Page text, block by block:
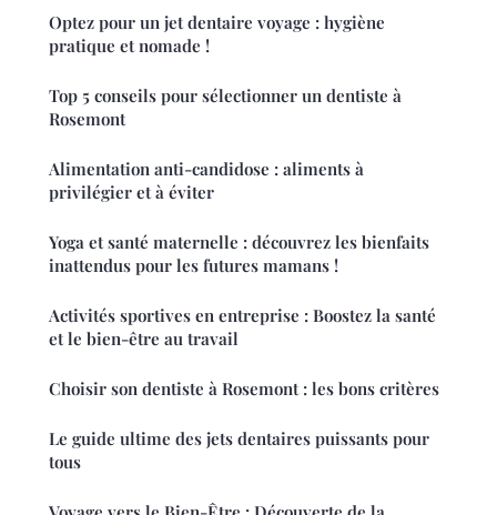
Optez pour un jet dentaire voyage : hygiène
pratique et nomade !
Top 5 conseils pour sélectionner un dentiste à
Rosemont
Alimentation anti-candidose : aliments à
privilégier et à éviter
Yoga et santé maternelle : découvrez les bienfaits
inattendus pour les futures mamans !
Activités sportives en entreprise : Boostez la santé
et le bien-être au travail
Choisir son dentiste à Rosemont : les bons critères
Le guide ultime des jets dentaires puissants pour
tous